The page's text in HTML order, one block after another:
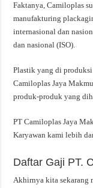
Faktanya, Camiloplas
manufakturing
internasional dan
dan nasional (ISO).
Plastik yang di produksi
Camiloplas Jaya
produk-produk yang
PT Camiloplas Jaya
Karyawan kami lebih
Daftar Gaji PT.
Akhirnya kita sekarang